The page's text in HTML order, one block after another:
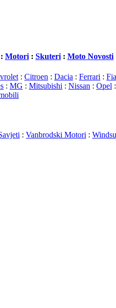
: Motori : Skuteri : Moto Novosti
: Citroen : Dacia : Ferrari :
: MG : Mitsubishi : Nissan : Opel
: Vanbrodski Motori :